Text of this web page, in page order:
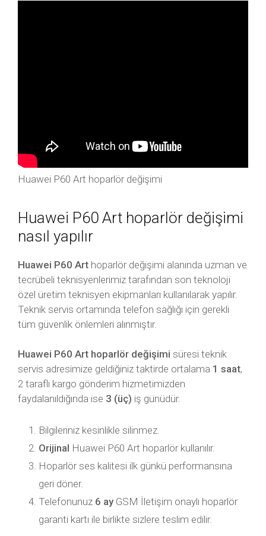
Huawei P60 Art hoparlör değişimi
Huawei P60 Art hoparlör değişimi
nasıl yapılır
Huawei P60 Art hoparlör değişimi alanında uzman ve
tecrübeli teknisyenlerimiz tarafından son teknoloji
özel üretim teknisyen ekipmanları kullanılarak yapılır.
Teknik servis ortamında telefon sağlığı için gerekli
tüm güvenlik önlemleri alınmıştır.
Huawei P60 Art hoparlör değişimi süresi teknik
servis adresimize geldiğiniz taktirde ortalama 1 saat,
2 taraflı kargo gönderim hizmetimizden
faydalanıldığında ise 3 (üç) iş günüdür.
Bilgileriniz kesinlikle silinmez.
Orijinal Huawei P60 Art hoparlör kullanılır.
Hoparlör ses kalitesi ilk günkü performansına
geri döner.
Telefonunuz 6 ayGSM İletişim onaylı hoparlör
garanti kartı ile birlikte sizlere teslim edilir.